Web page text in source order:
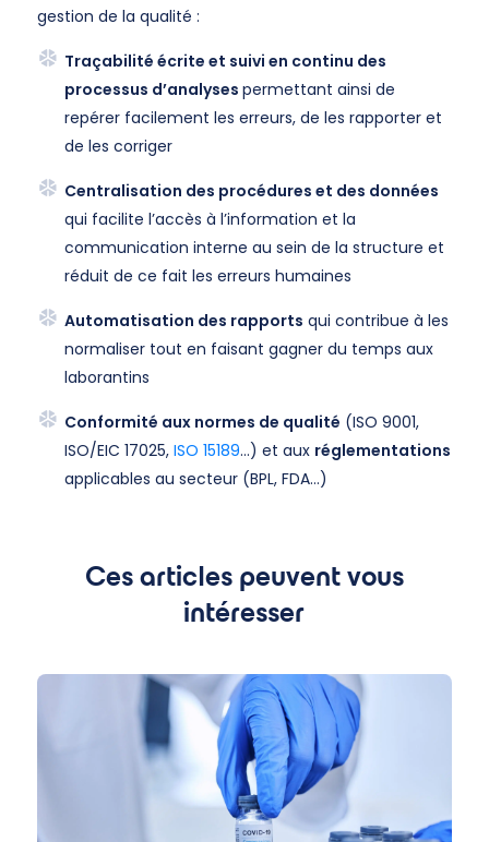
gestion de la qualité :
Traçabilité écrite et suivi en continu des
processus d’analyses permettant ainsi de
repérer facilement les erreurs, de les rapporter et
de les corriger
Centralisation des procédures et des données
qui facilite l’accès à l’information et la
communication interne au sein de la structure et
réduit de ce fait les erreurs humaines
Automatisation des rapports qui contribue à les
normaliser tout en faisant gagner du temps aux
laborantins
Conformité aux normes de qualité (ISO 9001,
ISO/EIC 17025, ISO 15189…) et aux réglementations
applicables au secteur (BPL, FDA…)
Ces articles peuvent vous
intéresser